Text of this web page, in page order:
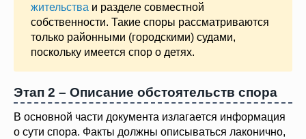
жительства и разделе совместной
собственности. Такие споры рассматриваются
только районными (городскими) судами,
поскольку имеется спор о детях.
Этап 2 – Описание обстоятельств спора
В основной части документа излагается информация
о сути спора. Факты должны описываться лаконично,